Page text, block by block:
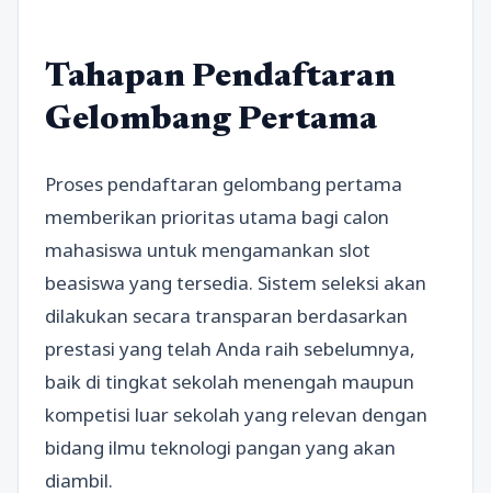
Tahapan Pendaftaran
Gelombang Pertama
Proses pendaftaran gelombang pertama
memberikan prioritas utama bagi calon
mahasiswa untuk mengamankan slot
beasiswa yang tersedia. Sistem seleksi akan
dilakukan secara transparan berdasarkan
prestasi yang telah Anda raih sebelumnya,
baik di tingkat sekolah menengah maupun
kompetisi luar sekolah yang relevan dengan
bidang ilmu teknologi pangan yang akan
diambil.